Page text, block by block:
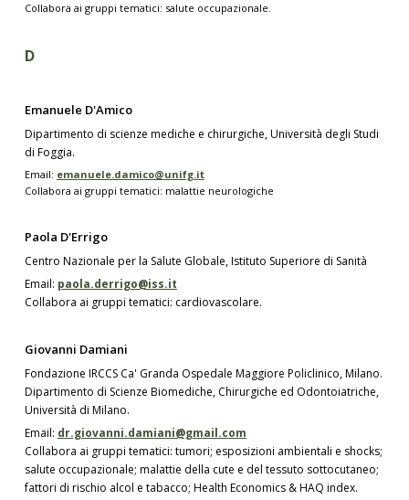
Collabora ai gruppi tematici: salute occupazionale.
D
Emanuele D'Amico
Dipartimento di scienze mediche e chirurgiche, Università degli Studi
di Foggia.
Email: emanuele.damico@unifg.it
Collabora ai gruppi tematici: malattie neurologiche
Paola D'Errigo
Centro Nazionale per la Salute Globale, Istituto Superiore di Sanità
Email: paola.derrigo@iss.it
Collabora ai gruppi tematici: cardiovascolare.
Giovanni Damiani
Fondazione IRCCS Ca' Granda Ospedale Maggiore Policlinico, Milano.
Dipartimento di Scienze Biomediche, Chirurgiche ed Odontoiatriche,
Università di Milano.
Email: dr.giovanni.damiani@gmail.com
Collabora ai gruppi tematici: tumori; esposizioni ambientali e shocks;
salute occupazionale; malattie della cute e del tessuto sottocutaneo;
fattori di rischio alcol e tabacco; Health Economics & HAQ index.